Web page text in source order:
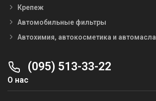
Крепеж
Автомобильные фильтры
Автохимия, автокосметика и
(095) 513-33-22
О нас